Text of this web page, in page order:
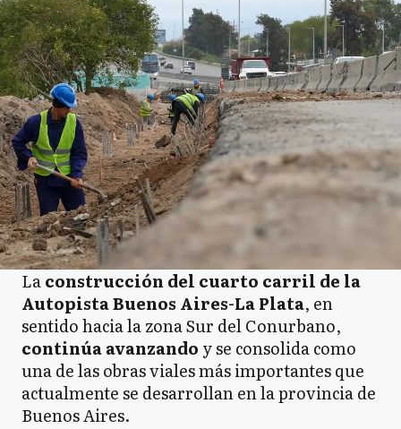
Laconstrucción del cuarto carril de la
Autopista Buenos Aires-La Plata, en
sentido hacia la zona Sur del Conurbano,
continúa avanzando y se consolida como
una de las obras viales más importantes que
actualmente se desarrollan en la provincia de
Buenos Aires.